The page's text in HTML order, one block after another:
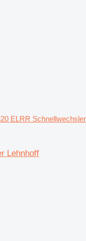
ELRR Schnellwechsler
Lehnhoff